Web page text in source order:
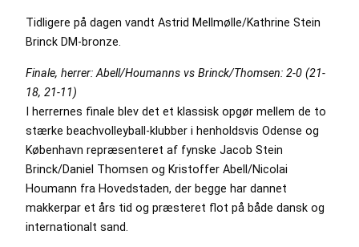
Tidligere på dagen vandt Astrid Mellmølle/Kathrine Stein
Brinck DM-bronze.
Finale, herrer: Abell/Houmanns vs Brinck/Thomsen: 2-0 (21-
18, 21-11)
I herrernes finale blev det et klassisk opgør mellem de to
stærke beachvolleyball-klubber i henholdsvis Odense og
København repræsenteret af fynske Jacob Stein
Brinck/Daniel Thomsen og Kristoffer Abell/Nicolai
Houmann fra Hovedstaden, der begge har dannet
makkerpar et års tid og præsteret flot på både dansk og
internationalt sand.